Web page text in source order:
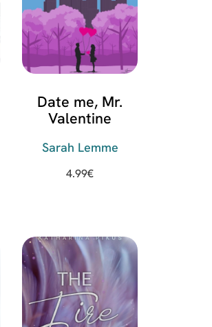
Date me, Mr.
Valentine
Sarah Lemme
4.99€